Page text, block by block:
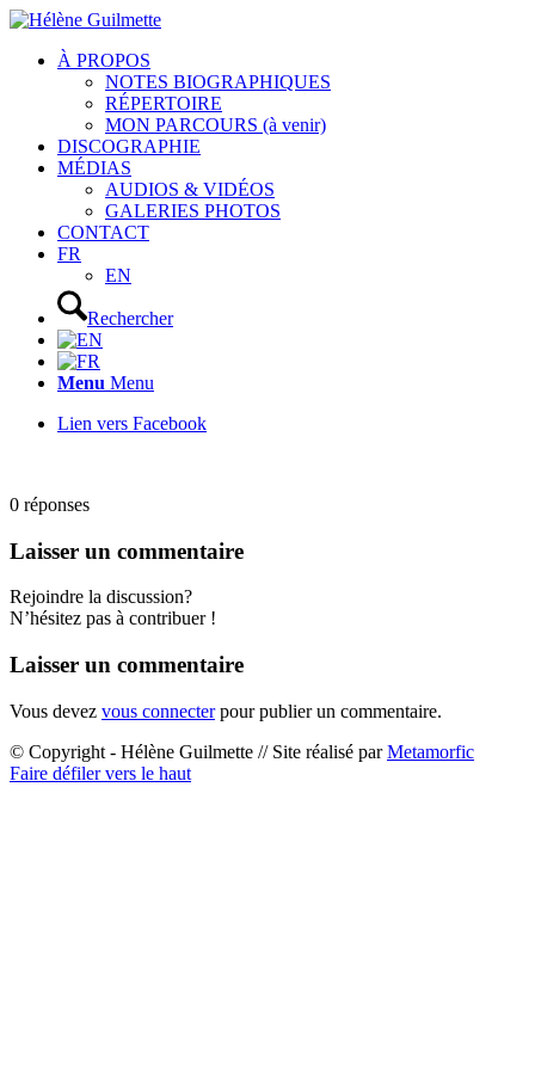
À PROPOS
NOTES BIOGRAPHIQUES
RÉPERTOIRE
MON PARCOURS (à venir)
DISCOGRAPHIE
MÉDIAS
AUDIOS & VIDÉOS
GALERIES PHOTOS
CONTACT
FR
EN
Rechercher
Menu Menu
Lien vers Facebook
0 réponses
Laisser un commentaire
Rejoindre la discussion?
N’hésitez pas à contribuer !
Laisser un commentaire
Vous devez vous connecterpour publier un commentaire.
© Copyright - Hélène Guilmette // Site réalisé parMetamorfic
Faire défiler vers le haut